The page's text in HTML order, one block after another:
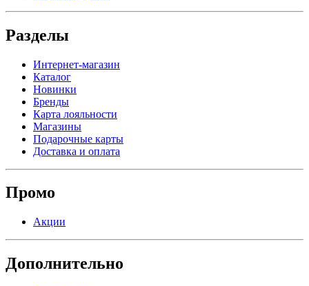
Разделы
Интернет-магазин
Каталог
Новинки
Бренды
Карта лояльности
Магазины
Подарочные карты
Доставка и оплата
Промо
Акции
Дополнительно